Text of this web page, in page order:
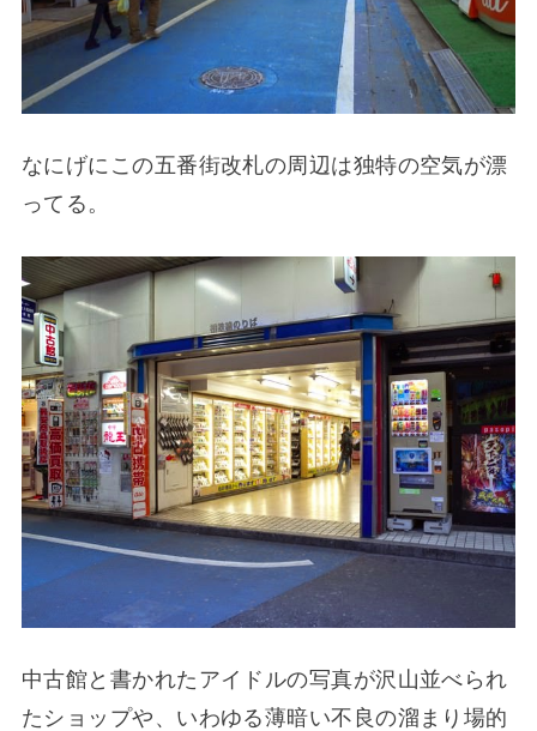
なにげにこの五番街改札の周辺は独特の空気が漂
ってる。
中古館と書かれたアイドルの写真が沢山並べられ
たショップや、いわゆる薄暗い不良の溜まり場的